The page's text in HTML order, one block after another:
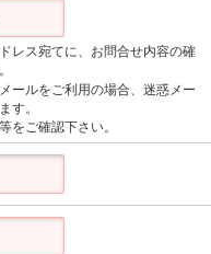
レス宛てに、お問合せ内容の確
ールをご利用の場合、迷惑メー
す。
をご確認下さい。